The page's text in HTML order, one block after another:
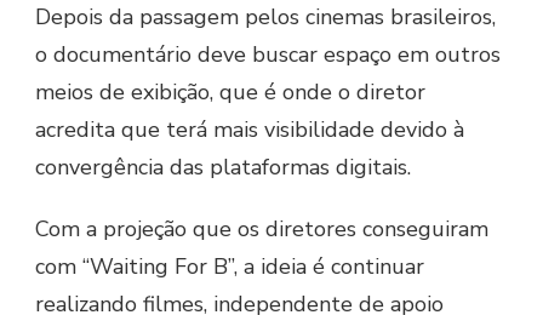
Depois da passagem pelos cinemas brasileiros,
o documentário deve buscar espaço em outros
meios de exibição, que é onde o diretor
acredita que terá mais visibilidade devido à
convergência das plataformas digitais.
Com a projeção que os diretores conseguiram
com “Waiting For B”, a ideia é continuar
realizando filmes, independente de apoio